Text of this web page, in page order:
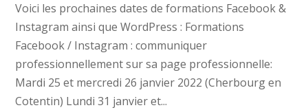
Voici les prochaines dates de formations Facebook &
Instagram ainsi que WordPress : Formations
Facebook / Instagram : communiquer
professionnellement sur sa page professionnelle:
Mardi 25 et mercredi 26 janvier 2022 (Cherbourg en
Cotentin) Lundi 31 janvier et...